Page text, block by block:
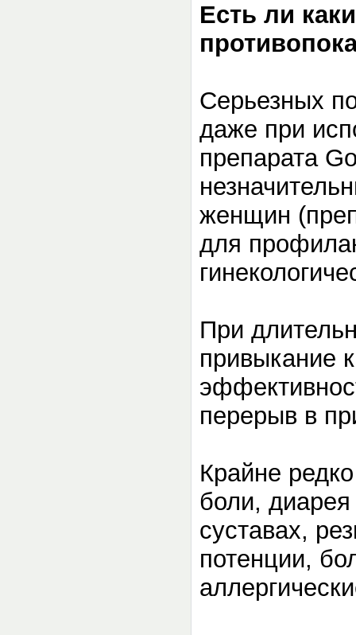
Есть ли
Серьезных
даже при
препарата
женщин
для
При
привыкание
перерыв в
Крайне
боли,
суставах,
потенции,